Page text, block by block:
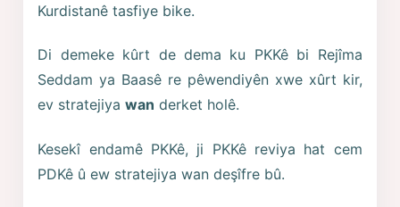
Kurdistanê tasfiye bike.
Di demeke kûrt de dema ku PKKê bi Rejîma
Seddam ya Baasê re pêwendiyên xwe xûrt kir,
ev stratejiyawan derket holê.
Kesekî endamê PKKê, ji PKKê reviya hat cem
PDKê û ew stratejiya wan deşîfre bû.